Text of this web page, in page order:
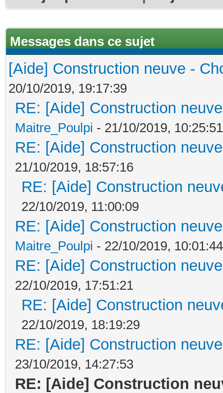
Messages dans ce sujet
[Aide] Construction neuve -
20/10/2019, 19:17:39
RE: [Aide] Construction
Maitre_Poulpi - 21/10/2019, 10:25:51
RE: [Aide] Construction
21/10/2019, 18:57:16
RE: [Aide] Construction
22/10/2019, 11:00:09
RE: [Aide] Construction
Maitre_Poulpi - 22/10/2019, 10:01:44
RE: [Aide] Construction
22/10/2019, 17:51:21
RE: [Aide] Construction
22/10/2019, 18:19:29
RE: [Aide] Construction
23/10/2019, 14:27:53
RE: [Aide] Construction